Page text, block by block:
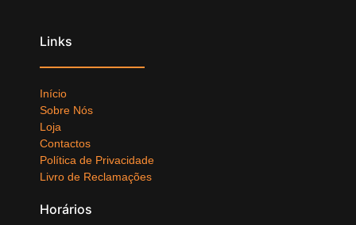
Links
Início
Sobre Nós
Loja
Contactos
Política de Privacidade
Livro de Reclamações
Horários